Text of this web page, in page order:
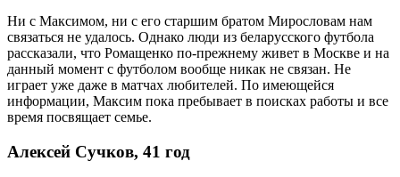
Ни с Максимом, ни с его старшим братом Мирословам нам
связаться не удалось. Однако люди из беларусского футбола
рассказали, что Ромащенко по-прежнему живет в Москве и на
данный момент с футболом вообще никак не связан. Не
играет уже даже в матчах любителей. По имеющейся
информации, Максим пока пребывает в поисках работы и все
время посвящает семье.
Алексей Сучков, 41 год